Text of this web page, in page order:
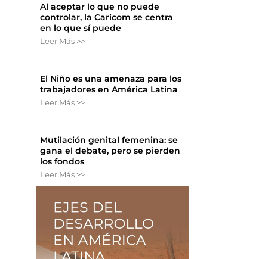
Al aceptar lo que no puede
controlar, la Caricom se centra
en lo que sí puede
Leer Más >>
El Niño es una amenaza para los
trabajadores en América Latina
Leer Más >>
Mutilación genital femenina: se
gana el debate, pero se pierden
los fondos
Leer Más >>